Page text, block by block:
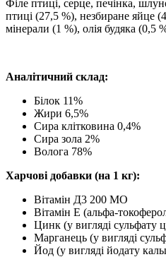
Філе птиці, серце, печінка,
птиці (27,5 %), незбиране яйце
мінерали (1 %), олія будяка (0,5
Аналітичний склад:
Білок 11%
Жири 6,5%
Сира клітковина 0,4%
Сира зола 2%
Волога 78%
Харчові добавки (на 1 кг):
Вітамін Д3 200 МО
Вітамін E (альфа-
Цинк (у вигляді сульфату
Марганець (у вигляді
Йод (у вигляді йодату